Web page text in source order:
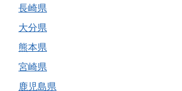
長崎県
大分県
熊本県
宮崎県
鹿児島県